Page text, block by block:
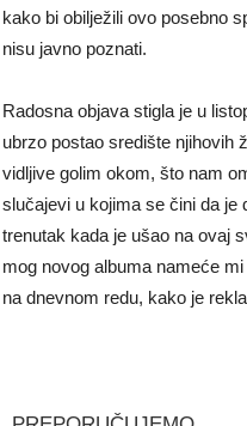
kako bi obilježili ovo posebno
nisu javno poznati.
Radosna objava stigla je u
ubrzo postao središte njihovih
vidljive golim okom, što nam
slučajevi u kojima se čini da je
trenutak kada je ušao na ovaj
mog novog albuma nameće
na dnevnom redu, kako je